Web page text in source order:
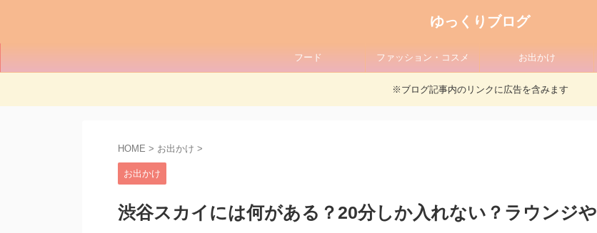
ゆっくりブログ
フード ファッション・コスメ お出かけ
※ブログ記事内のリンクに広告を含みます
HOME > お出かけ >
お出かけ
渋谷スカイには何がある？20分しか入れない？ラウンジや